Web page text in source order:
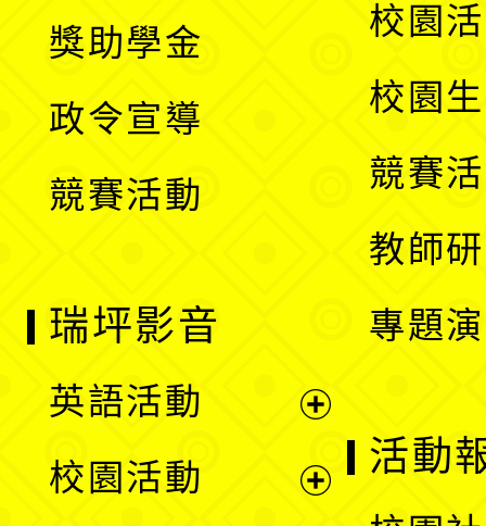
獎助學金
政令宣導
競賽活動
校園
校園
競賽
教師
專題
瑞坪影音
英語活動
校園活動
活動